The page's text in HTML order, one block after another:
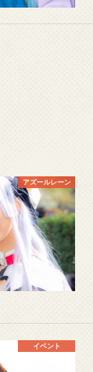
アズールレーン
イベント